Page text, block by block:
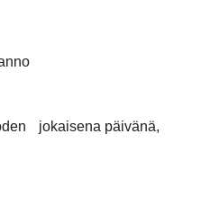
jokaisena päivänä,